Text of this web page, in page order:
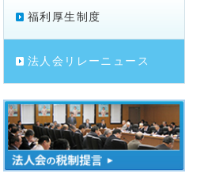
福利厚生制度
法人会リレーニュース